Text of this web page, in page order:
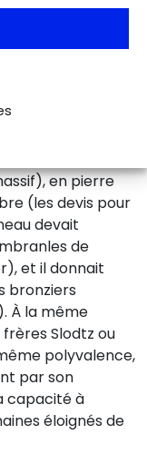
sont elles-
dit « de
en pierre
(les devis pour
devait
de
et il donnait
bronziers
À la même
Slodtz ou
polyvalence,
par son
capacité à
éloignés de